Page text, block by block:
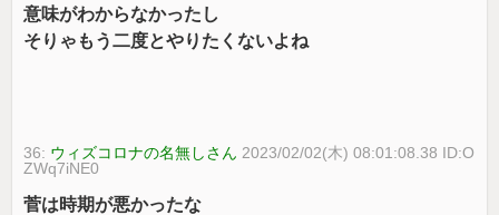
意味がわからなかったし
そりゃもう二度とやりたくないよね
36: ウィズコロナの名無しさん 2023/02/02(木) 08:01:08.38 ID:O
ZWq7iNE0
菅は時期が悪かったな